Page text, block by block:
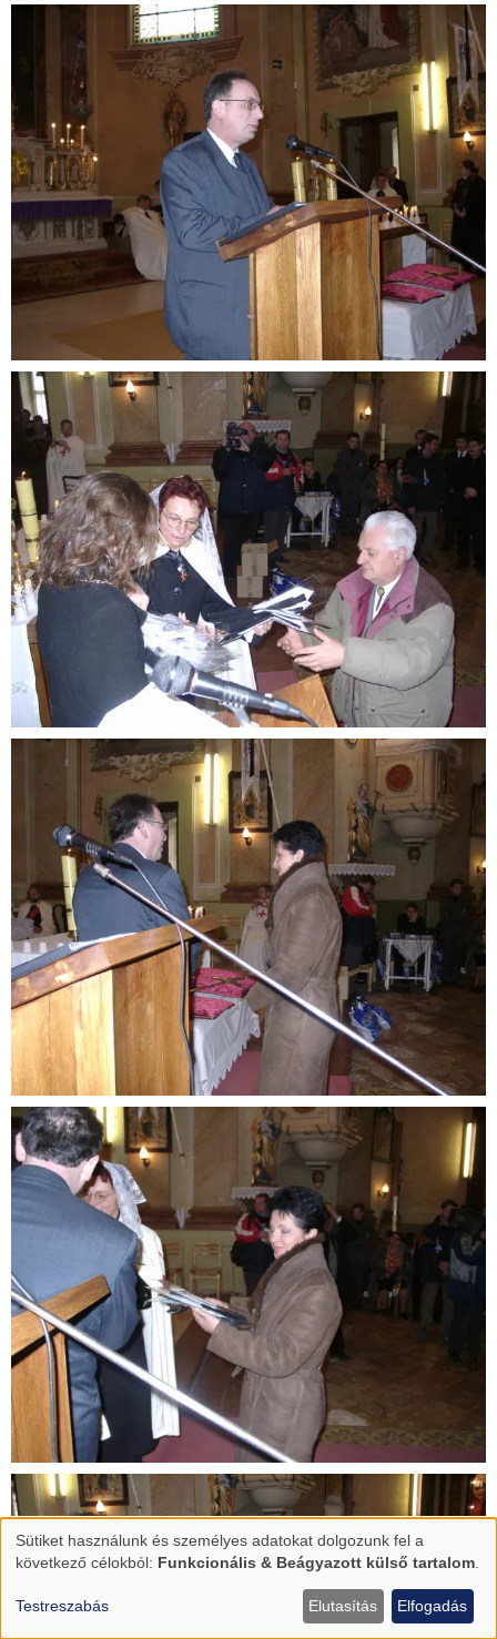
Személyes
és
Sütiket használunk és személyes adatokat dolgozunk fel a
következő célokból: Funkcionális & Beágyazott külső tartalom
Testreszabás Elutasítás Elfogadás